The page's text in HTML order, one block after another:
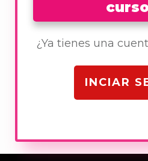
¿Ya tienes una
INCIAR